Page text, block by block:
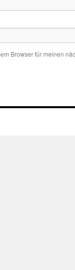
Browser für meinen